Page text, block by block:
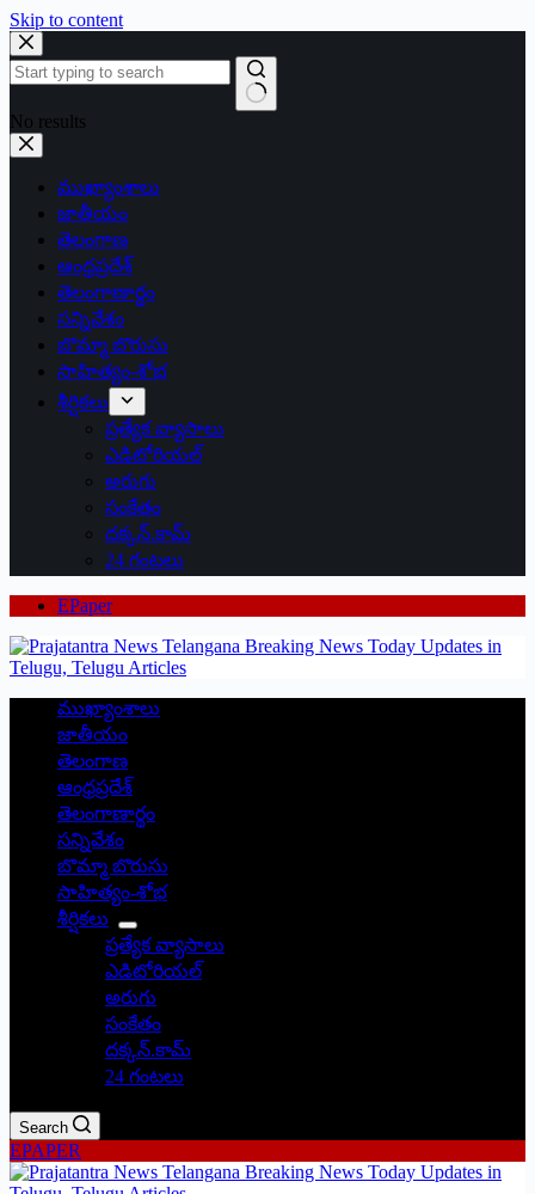
Skip to content
No results
ముఖ్యాంశాలు
జాతీయం
తెలంగాణ
ఆంధ్రప్రదేశ్
తెలంగాణార్థం
సన్నివేశం
బొమ్మా బొరుసు
సాహిత్యం-శోభ
శీర్షికలు
ప్రత్యేక వ్యాసాలు
ఎడిటోరియల్
అరుగు
సంకేతం
దక్కన్.కామ్
24 గంటలు
EPaper
ముఖ్యాంశాలు
జాతీయం
తెలంగాణ
ఆంధ్రప్రదేశ్
తెలంగాణార్థం
సన్నివేశం
బొమ్మా బొరుసు
సాహిత్యం-శోభ
శీర్షికలు
ప్రత్యేక వ్యాసాలు
ఎడిటోరియల్
అరుగు
సంకేతం
దక్కన్.కామ్
24 గంటలు
Search
EPAPER